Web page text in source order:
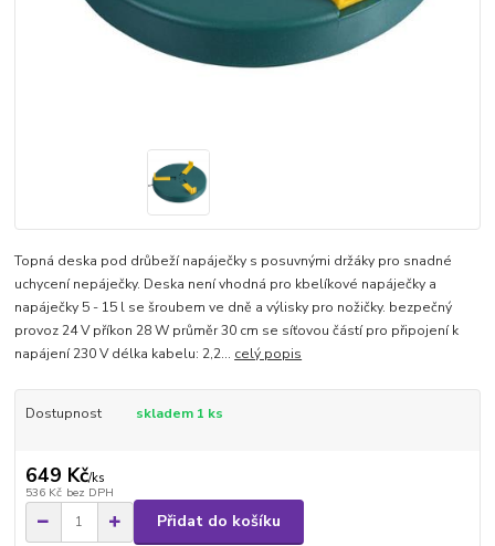
Topná deska pod drůbeží napáječky s posuvnými držáky pro snadné
uchycení nepáječky. Deska není vhodná pro kbelíkové napáječky a
napáječky 5 - 15 l se šroubem ve dně a výlisky pro nožičky. bezpečný
provoz 24 V příkon 28 W průměr 30 cm se síťovou částí pro připojení k
napájení 230 V délka kabelu: 2,2... celý popis
Dostupnost skladem 1 ks
649 Kč/ks
536 Kč bez DPH
Přidat do košíku